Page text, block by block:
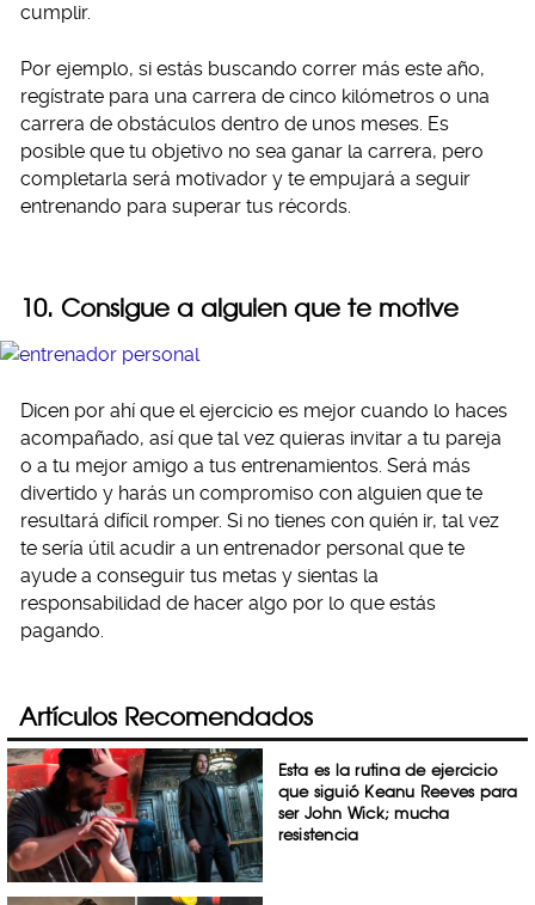
cumplir.
Por ejemplo, si estás buscando correr más este año,
regístrate para una carrera de cinco kilómetros o una
carrera de obstáculos dentro de unos meses. Es
posible que tu objetivo no sea ganar la carrera, pero
completarla será motivador y te empujará a seguir
entrenando para superar tus récords.
10. Consigue a alguien que te motive
Dicen por ahí que el ejercicio es mejor cuando lo haces
acompañado, así que tal vez quieras invitar a tu pareja
o a tu mejor amigo a tus entrenamientos. Será más
divertido y harás un compromiso con alguien que te
resultará difícil romper. Si no tienes con quién ir, tal vez
te sería útil acudir a un entrenador personal que te
ayude a conseguir tus metas y sientas la
responsabilidad de hacer algo por lo que estás
pagando.
Artículos Recomendados
Esta es la rutina de ejercicio
que siguió Keanu Reeves para
ser John Wick; mucha
resistencia